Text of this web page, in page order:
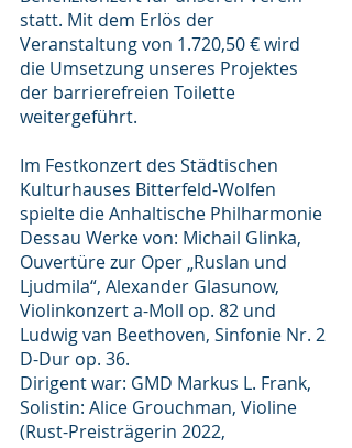
statt. Mit dem Erlös der
Veranstaltung von 1.720,50 € wird
die Umsetzung unseres Projektes
der barrierefreien Toilette
weitergeführt.
Im Festkonzert des Städtischen
Kulturhauses Bitterfeld-Wolfen
spielte die Anhaltische Philharmonie
Dessau Werke von: Michail Glinka,
Ouvertüre zur Oper „Ruslan und
Ljudmila“, Alexander Glasunow,
Violinkonzert a-Moll op. 82 und
Ludwig van Beethoven, Sinfonie Nr. 2
D-Dur op. 36.
Dirigent war: GMD Markus L. Frank,
Solistin: Alice Grouchman, Violine
(Rust-Preisträgerin 2022,